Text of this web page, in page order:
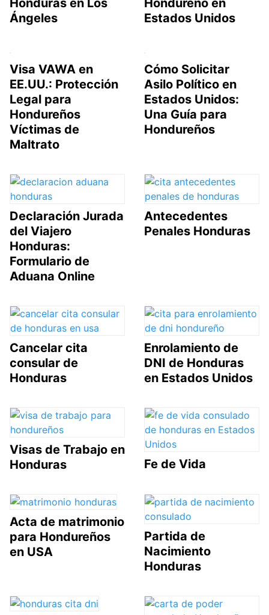
Ángeles
Estados Unidos
Visa VAWA en
EE.UU.: Protección
Legal para
Hondureños
Víctimas de
Maltrato
Cómo Solicitar
Asilo Político en
Estados Unidos:
Una Guía para
Hondureños
Declaración Jurada
del Viajero
Honduras:
Formulario de
Aduana Online
Antecedentes
Penales Honduras
Cancelar cita
consular de
Honduras
Enrolamiento de
DNI de Honduras
en Estados Unidos
Visas de Trabajo en
Honduras
Fe de Vida
Acta de matrimonio
para Hondureños
en USA
Partida de
Nacimiento
Honduras